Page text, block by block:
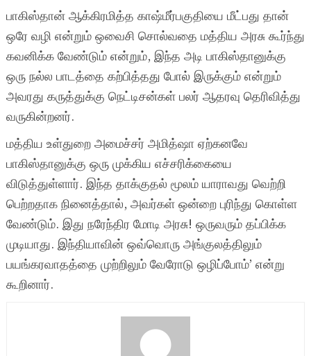
பாகிஸ்தான் ஆக்கிரமித்த காஷ்மீர்பகுதியை மீட்பது தான்
ஒரே வழி என்றும் ஒவைசி சொல்வதை மத்திய அரசு கூர்ந்து
கவனிக்க வேண்டும் என்றும், இந்த அடி பாகிஸ்தானுக்கு
ஒரு நல்ல பாடத்தை கற்பித்தது போல் இருக்கும் என்றும்
அவரது கருத்துக்கு நெட்டிசன்கள் பலர் ஆதரவு தெரிவித்து
வருகின்றனர்.
மத்திய உள்துறை அமைச்சர் அமித்ஷா ஏற்கனவே
பாகிஸ்தானுக்கு ஒரு முக்கிய எச்சரிக்கையை
விடுத்துள்ளார். இந்த தாக்குதல் மூலம் யாராவது வெற்றி
பெற்றதாக நினைத்தால், அவர்கள் ஒன்றை புரிந்து கொள்ள
வேண்டும். இது நரேந்திர மோடி அரசு! ஒருவரும் தப்பிக்க
முடியாது. இந்தியாவின் ஒவ்வொரு அங்குலத்திலும்
பயங்கரவாதத்தை முற்றிலும் வேரோடு ஒழிப்போம்’ என்று
கூறினார்.